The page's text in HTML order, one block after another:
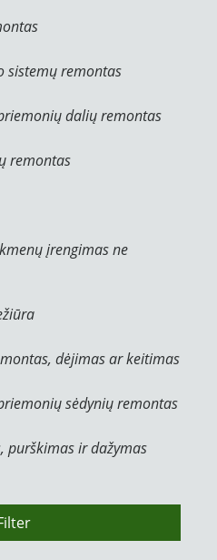
sistemų remontas
dalių remontas
remontas
įrengimas ne
dėjimas ar keitimas
sėdynių remontas
purškimas ir dažymas